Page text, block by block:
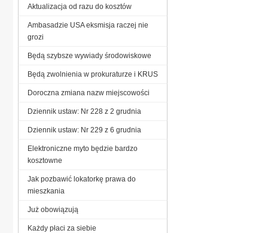
Aktualizacja od razu do kosztów
Ambasadzie USA eksmisja raczej nie
grozi
Będą szybsze wywiady środowiskowe
Będą zwolnienia w prokuraturze i KRUS
Doroczna zmiana nazw miejscowości
Dziennik ustaw: Nr 228 z 2 grudnia
Dziennik ustaw: Nr 229 z 6 grudnia
Elektroniczne myto będzie bardzo
kosztowne
Jak pozbawić lokatorkę prawa do
mieszkania
Już obowiązują
Każdy płaci za siebie